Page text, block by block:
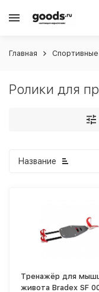
Главная
Ролики для
Название
Тренажёр для
живота Bradex SF